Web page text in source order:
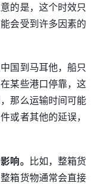
的是，这个时效只
会受到许多因素的
国到马耳他，船只
某些港口停靠，这
那么运输时间可能
或者其他的延误，
响。 比如，整箱货
箱货物通常会直接